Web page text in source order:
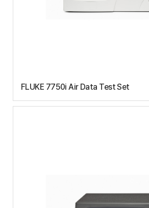
FLUKE 7750i Air Data Test Set